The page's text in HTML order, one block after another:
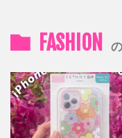
FASHION